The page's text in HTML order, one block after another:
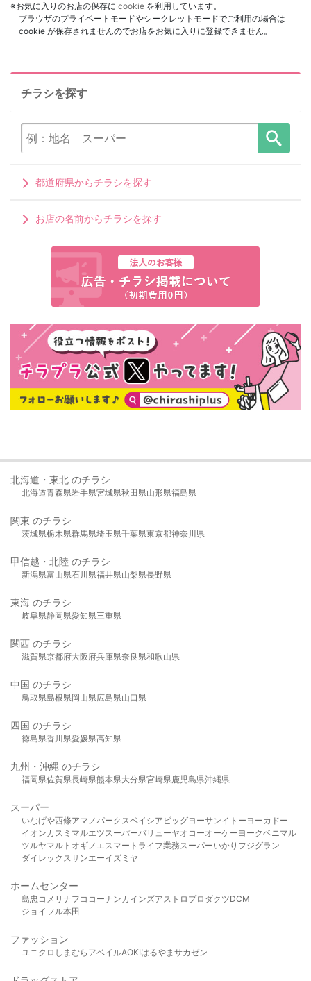
※お気に入りのお店の保存に cookie を利用しています。
ブラウザのプライベートモードやシークレットモードでご利用の場合は
cookie が保存されませんのでお店をお気に入りに登録できません。
チラシを探す
都道府県からチラシを探す
お店の名前からチラシを探す
北海道・東北 のチラシ
北海道青森県岩手県宮城県秋田県山形県福島県
関東 のチラシ
茨城県栃木県群馬県埼玉県千葉県東京都神奈川県
甲信越・北陸 のチラシ
新潟県富山県石川県福井県山梨県長野県
東海 のチラシ
岐阜県静岡県愛知県三重県
関西 のチラシ
滋賀県京都府大阪府兵庫県奈良県和歌山県
中国 のチラシ
鳥取県島根県岡山県広島県山口県
四国 のチラシ
徳島県香川県愛媛県高知県
九州・沖縄 のチラシ
福岡県佐賀県長崎県熊本県大分県宮崎県鹿児島県沖縄県
スーパー
いなげや西條アマノパークスベイシア ビッグヨーサンイトーヨーカドー
イオンカスミ マルエツスーパーバリューヤオコーオーケー ヨークベニマル
ツルヤマルト オギノ エスマート ライフ業務スーパーいかり フジグラン
ダイレックスサンエーイズミヤ
ホームセンター
島忠 コメリ ナフコ コーナンカインズアストロプロダクツDCM
ジョイフル本田
ファッション
ユニクロ しまむら アベイルAOKIはるやま サカゼン